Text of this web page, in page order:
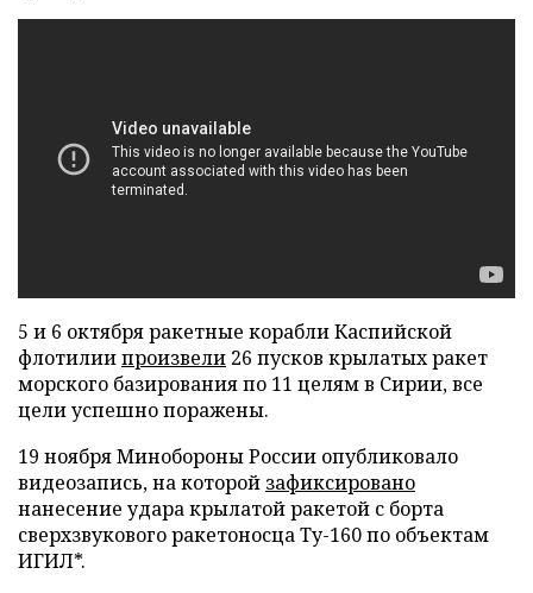
5 и 6 октября ракетные корабли Каспийской
флотилиипроизвели 26 пусков крылатых ракет
морского базирования по 11 целям в Сирии, все
цели успешно поражены.
19 ноября Минобороны России опубликовало
видеозапись, на которой зафиксировано
нанесение удара крылатой ракетой с борта
сверхзвукового ракетоносца Ту-160 по объектам
ИГИЛ*.